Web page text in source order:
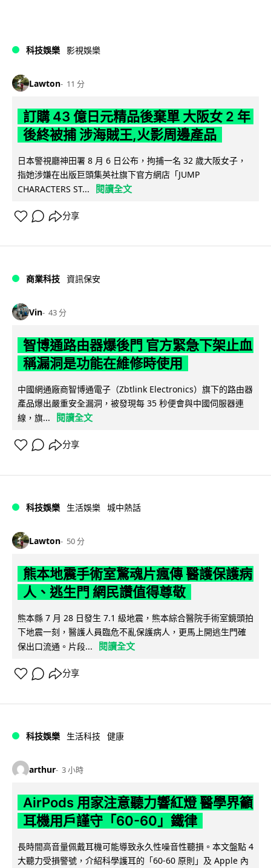
科技娛樂 影視娛樂
Lawton 11 分
訂購 43 億日元精品後棄單 大阪女 2 年
後終被捕 涉海賊王,火影周邊產品
日本警視廳神田署 8 月 6 日公布，拘捕一名 32 歲大阪女子，
指她涉嫌在出版巨頭集英社旗下官方網店「JUMP
CHARACTERS ST...
閱讀全文
分享
商業科技 資訊保安
Vin 43 分
智博通路由器爆後門 官方緊急下架止血
稱漏洞是功能在維修時使用
中國網通廠商智博通電子（Zbtlink Electronics）旗下的路由器
產品爆出嚴重安全漏洞，被發現每 35 秒便會與中國伺服器連
線，旗...
閱讀全文
分享
科技娛樂 生活娛樂 城中熱話
Lawton 50 分
熊本地震手術室驚魂片瘋傳 醫護保護病
人、逃生門 網民讚值得尊敬
熊本縣 7 月 28 日發生 7.1 級地震，熊本綜合醫院手術室鏡頭拍
下地震一刻，醫護人員臨危不亂保護病人，更馬上開逃生門確
保出口流通。片段...
閱讀全文
分享
科技娛樂 生活科技 健康
arthur 3 小時
AirPods 用家注意聽力響紅燈 醫學界籲
耳機用戶謹守「60-60」鐵律
長時間高音量佩戴耳機可能導致永久性噪音性聽損。本文盤點 4
大聽力受損警號，介紹科學護耳的「60-60 原則」及 Apple 內